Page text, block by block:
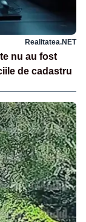
Realitatea.NET
nu au fost
de cadastru